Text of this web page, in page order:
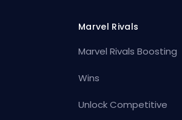
Marvel Rivals
Marvel Rivals Boosting
Wins
Unlock Competitive